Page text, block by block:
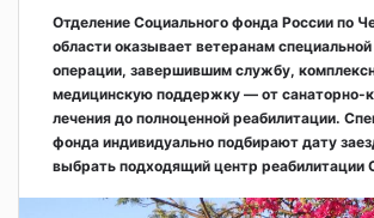
Отделение Социального фонда России по
области оказывает ветеранам
операции, завершившим службу,
медицинскую поддержку — от санаторно-
лечения до полноценной реабилитации.
фонда индивидуально подбирают дату
выбрать подходящий центр реабилитации